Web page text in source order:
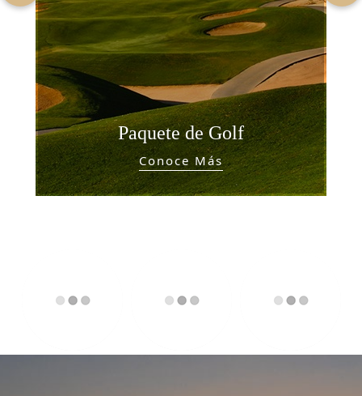
Paquete de Golf
Conoce Más